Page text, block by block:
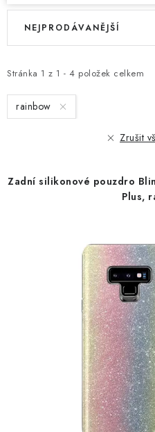
V
i
s
p
d
Stránka 1 z 1 - 4 položek celkem
Ř
e
n
í
o
NEJPRODÁVANĚJŠÍ
rainbow
Zrušit
Zadní silikonové pouzdro
Plus,